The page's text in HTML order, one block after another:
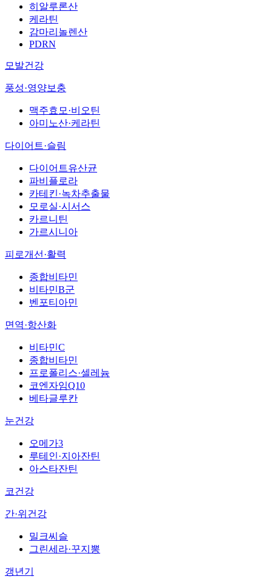
히알루론산
케라틴
감마리놀렌산
PDRN
모발건강
풍성·영양보충
맥주효모·비오틴
아미노산·케라틴
다이어트·슬림
다이어트유산균
파비플로라
카테킨·녹차추출물
모로실·시서스
카르니틴
가르시니아
피로개선·활력
종합비타민
비타민B군
벤포티아민
면역·항산화
비타민C
종합비타민
프로폴리스·셀레늄
코엔자임Q10
베타글루칸
눈건강
오메가3
루테인·지아잔틴
아스타잔틴
코건강
간·위건강
밀크씨슬
그린세라·꾸지뽕
갱년기